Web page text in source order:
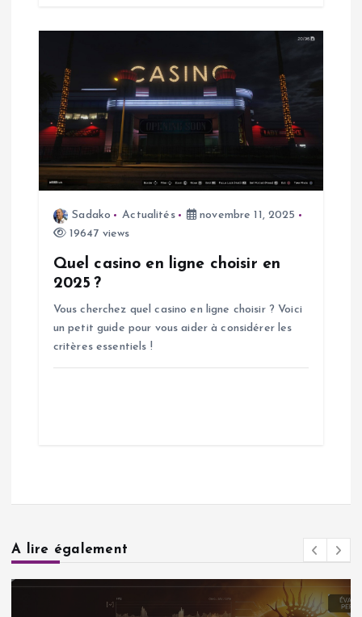
c
Sadako Actualités
novembre 11, 2025
19647 views
Quel casino en ligne choisir en
2025 ?
Vous cherchez quel casino en ligne choisir ? Voici
un petit guide pour vous aider à considérer les
critères essentiels !
A lire également